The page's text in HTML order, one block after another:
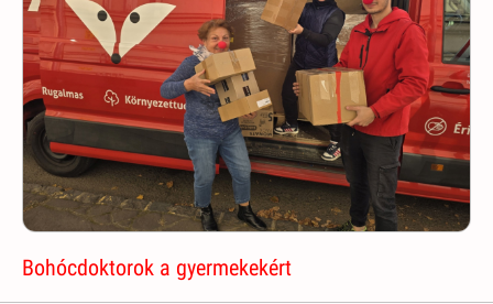
Bohócdoktorok a gyermekekért